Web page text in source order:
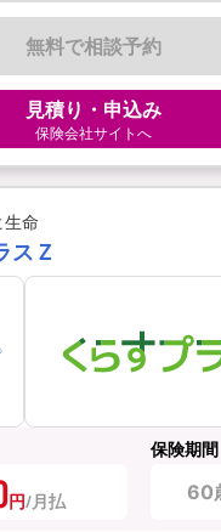
無料で相談予約
見積り・申込み
保険会社サイトへ
生命
スＺ
円
保険期間
60